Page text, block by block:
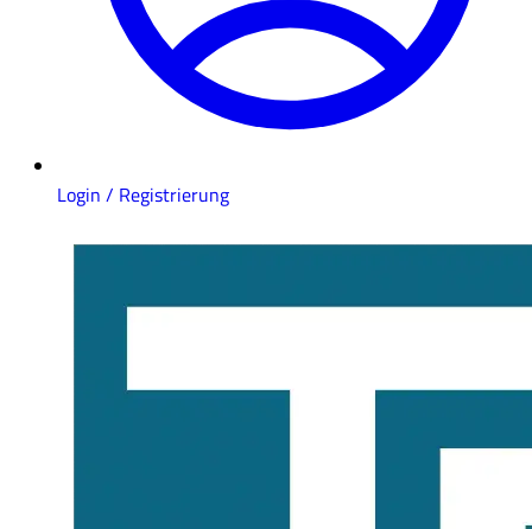
Login / Registrierung